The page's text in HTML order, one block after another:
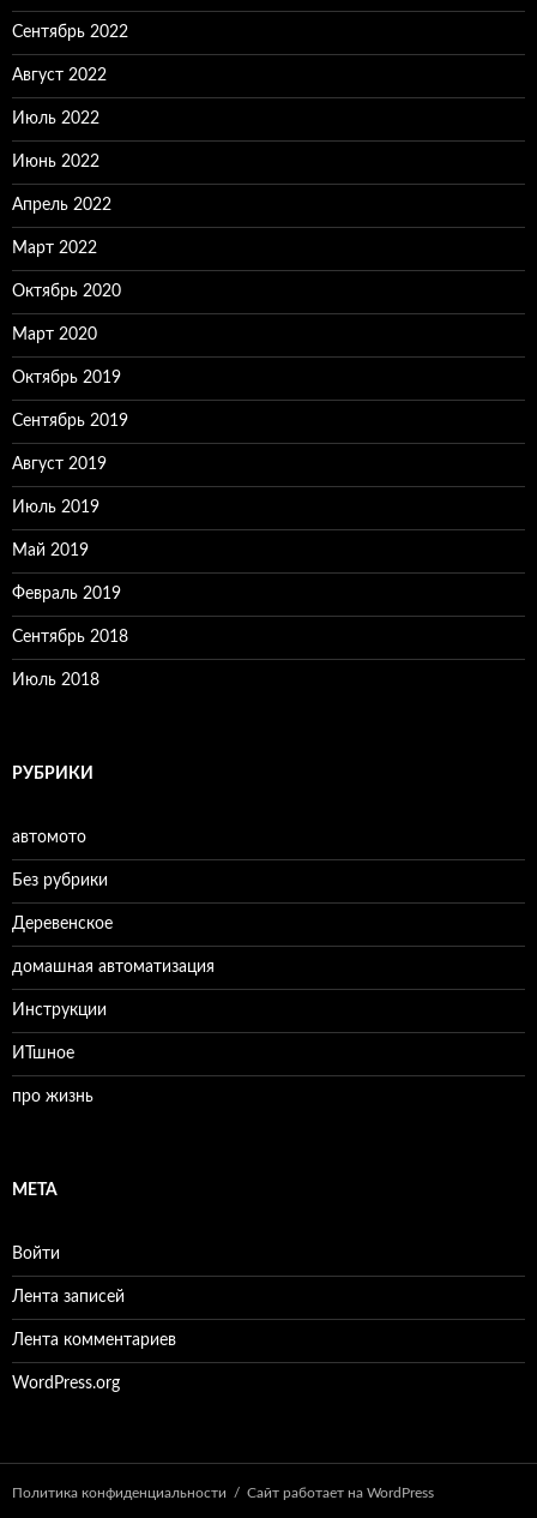
Сентябрь 2022
Август 2022
Июль 2022
Июнь 2022
Апрель 2022
Март 2022
Октябрь 2020
Март 2020
Октябрь 2019
Сентябрь 2019
Август 2019
Июль 2019
Май 2019
Февраль 2019
Сентябрь 2018
Июль 2018
РУБРИКИ
автомото
Без рубрики
Деревенское
домашная автоматизация
Инструкции
ИТшное
про жизнь
МЕТА
Войти
Лента записей
Лента комментариев
WordPress.org
Политика конфиденциальности Сайт работает на WordPress